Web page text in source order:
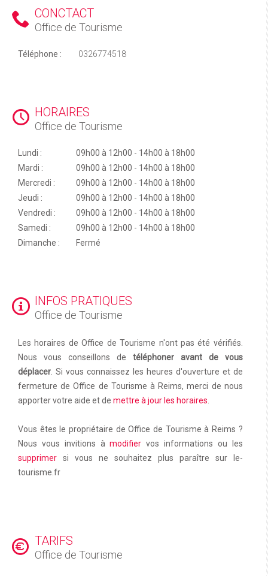
CONCTACT
Office de Tourisme
Téléphone : 0326774518
HORAIRES
Office de Tourisme
Lundi :
09h00 à 12h00 - 14h00 à 18h00
Mardi :
09h00 à 12h00 - 14h00 à 18h00
Mercredi :
09h00 à 12h00 - 14h00 à 18h00
Jeudi :
09h00 à 12h00 - 14h00 à 18h00
Vendredi :
09h00 à 12h00 - 14h00 à 18h00
Samedi :
09h00 à 12h00 - 14h00 à 18h00
Dimanche :
Fermé
INFOS PRATIQUES
Office de Tourisme
Les horaires de Office de Tourisme n'ont pas été vérifiés.
Nous vous conseillons de téléphoner avant de vous
déplacer. Si vous connaissez les heures d'ouverture et de
fermeture de Office de Tourisme à Reims, merci de nous
apporter votre aide et de mettre à jour les horaires.
Vous êtes le propriétaire de Office de Tourisme à Reims ?
Nous vous invitions àmodifier vos informations ou les
supprimer si vous ne souhaitez plus paraître sur le-
tourisme.fr
TARIFS
Office de Tourisme